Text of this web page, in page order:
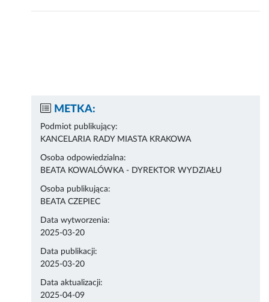
METKA:
Podmiot publikujący:
KANCELARIA RADY MIASTA KRAKOWA
Osoba odpowiedzialna:
BEATA KOWALÓWKA - DYREKTOR WYDZIAŁU
Osoba publikująca:
BEATA CZEPIEC
Data wytworzenia:
2025-03-20
Data publikacji:
2025-03-20
Data aktualizacji:
2025-04-09